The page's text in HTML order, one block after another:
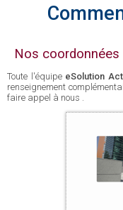
Nos coordonnées
Toute l'équipe eSolution
renseignement
faire appel à nous .